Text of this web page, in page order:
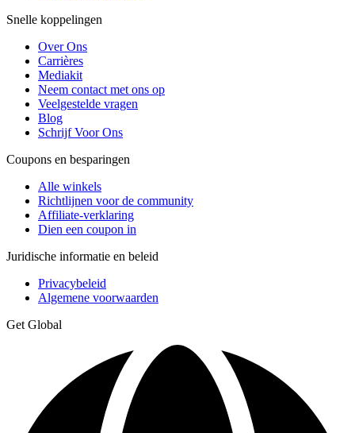
Snelle koppelingen
Over Ons
Carrières
Mediakit
Neem contact met ons op
Veelgestelde vragen
Blog
Schrijf Voor Ons
Coupons en besparingen
Alle winkels
Richtlijnen voor de community
Affiliate-verklaring
Dien een coupon in
Juridische informatie en beleid
Privacybeleid
Algemene voorwaarden
Get Global